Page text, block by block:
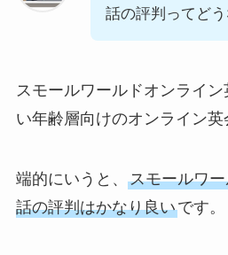
話の評判ってど
スモールワールドオンライ
い年齢層向けのオンライン英
端的にいうと、 スモールワ
話の評判はかなり良いです。